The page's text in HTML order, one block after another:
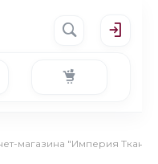
магазина "Империя Ткани"